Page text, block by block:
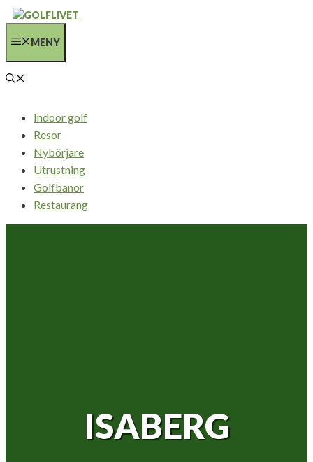
Hoppa
innehållMENY
Indoor golf
Resor
Nybörjare
Utrustning
Golfbanor
Restaurang
ISABERG